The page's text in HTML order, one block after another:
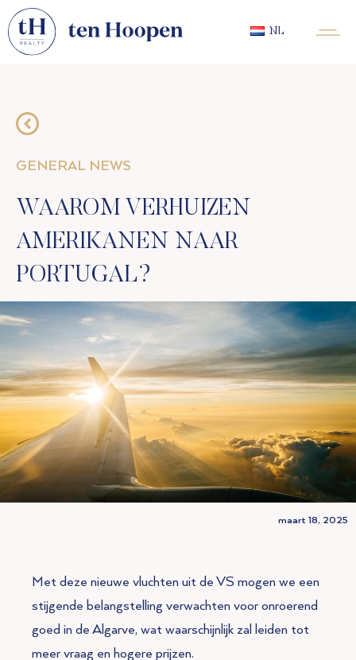
NL
GENERAL NEWS
WAAROM VERHUIZEN
AMERIKANEN NAAR
PORTUGAL?
maart 18, 2025
Met deze nieuwe vluchten uit de VS mogen we een
stijgende belangstelling verwachten voor onroerend
goed in de Algarve, wat waarschijnlijk zal leiden tot
meer vraag en hogere prijzen.